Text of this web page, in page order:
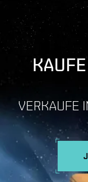
VERKAUFE